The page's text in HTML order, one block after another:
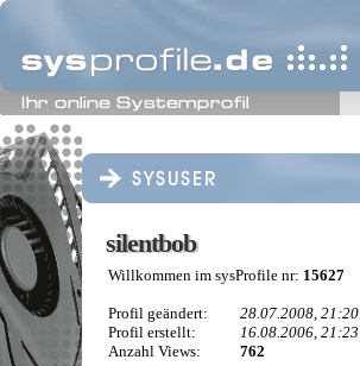
silentbob
silentbob
Willkommen im sysProfile nr: 15627
Profil geändert:
28.07.2008, 21:20
Profil erstellt:
16.08.2006, 21:23
Anzahl Views:
762